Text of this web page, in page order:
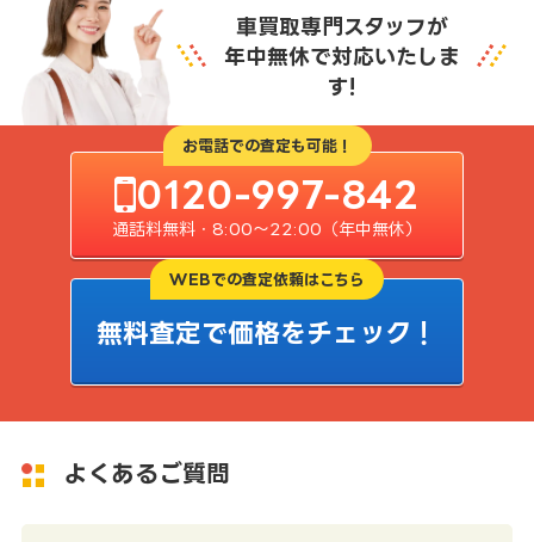
車買取専門スタッフが
年中無休で対応いたしま
す!
お電話での査定も可能！
0120-997-842
通話料無料・8:00〜22:00（年中無休）
WEBでの査定依頼はこちら
無料査定で価格をチェック！
よくあるご質問